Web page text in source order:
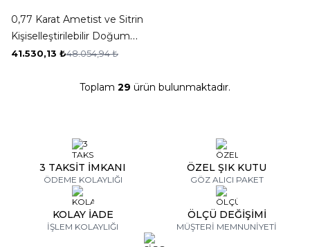
-14%
0,77 Karat Ametist ve Sitrin
Kişiselleştirilebilir Doğum
Taşı Charm Kolye
41.530,13 ₺48.054,94₺
Toplam 29 ürün bulunmaktadır.
3 TAKSİT İMKANI
ÖDEME KOLAYLIĞI
ÖZEL ŞIK KUTU
GÖZ ALICI PAKET
KOLAY İADE
İŞLEM KOLAYLIĞI
ÖLÇÜ DEĞİŞİMİ
MÜŞTERİ MEMNUNİYETİ